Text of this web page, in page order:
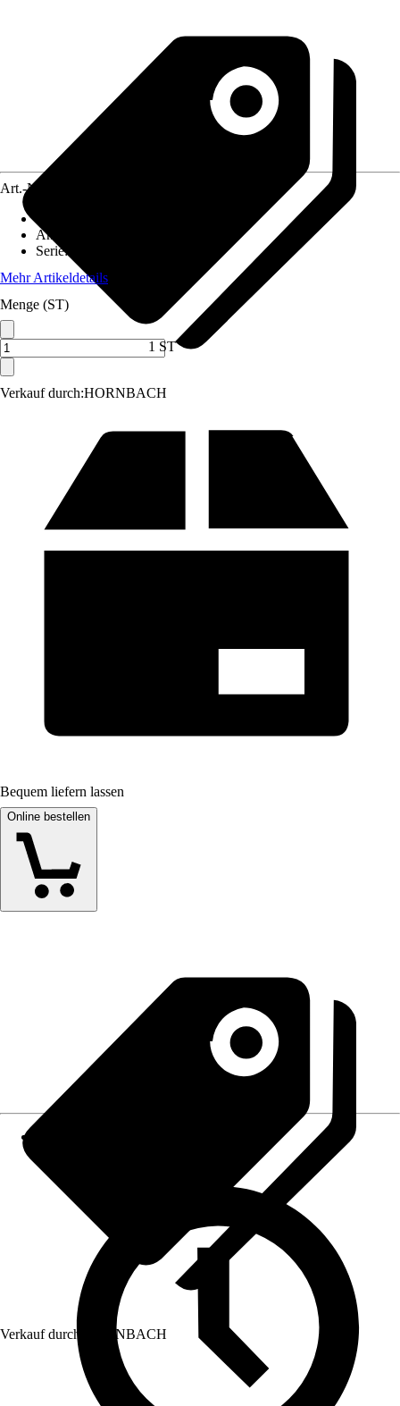
Verkauf durch:HORNBACH
Art.-Nr.
Anwendungsbereich
Serie:
Mehr Artikeldetails
Menge (ST)
1 ST
Bequem liefern lassen
Online bestellen
Verkauf durch: HORNBACH